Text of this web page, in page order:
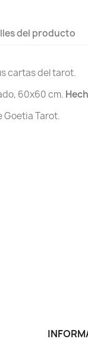
del producto
cartas del tarot.
60x60 cm.
Goetia Tarot.